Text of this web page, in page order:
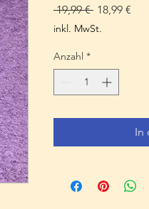
19,99 € 18,99 €
inkl. MwSt.
Anzahl *
In